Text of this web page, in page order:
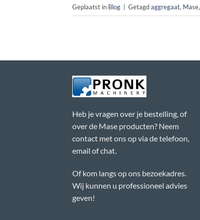
Geplaatst in Blog Getagdaggregaat, Mase,
Heb je vragen over je bestelling, of
over de Mase producten? Neem
contact met ons op via de telefoon,
email of chat.
Of kom langs op ons bezoekadres.
Wij kunnen u professioneel advies
geven!